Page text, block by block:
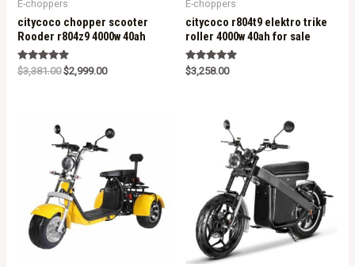
E-choppers
citycoco chopper scooter
Rooder r804z9 4000w 40ah
Rated
5.00
$3,381.00 $2,999.00
E-choppers
citycoco r804t9 elektro trike
roller 4000w 40ah for sale
Rated
5.00
$3,258.00